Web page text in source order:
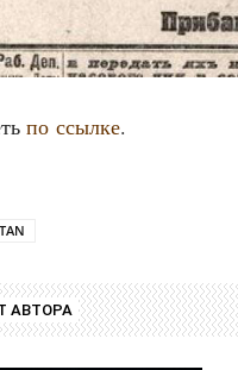
по ссыл­ке.
АВТОРА